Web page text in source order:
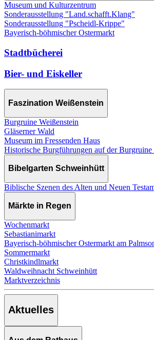
Museum und Kulturzentrum
Sonderausstellung "Land.schafft.Klang"
Sonderausstellung "Pscheidl-Krippe"
Bayerisch-böhmischer Ostermarkt
Stadtbücherei
Bier- und Eiskeller
Faszination Weißenstein
Burgruine Weißenstein
Gläserner Wald
Museum im Fressenden Haus
Historische Burgführungen auf der Burgruine
Bibelgarten Schweinhütt
Biblische Szenen des Alten und Neuen
Märkte in Regen
Wochenmarkt
Sebastianimarkt
Bayerisch-böhmischer Ostermarkt am
Sommermarkt
Christkindlmarkt
Waldweihnacht Schweinhütt
Marktverzeichnis
Aktuelles